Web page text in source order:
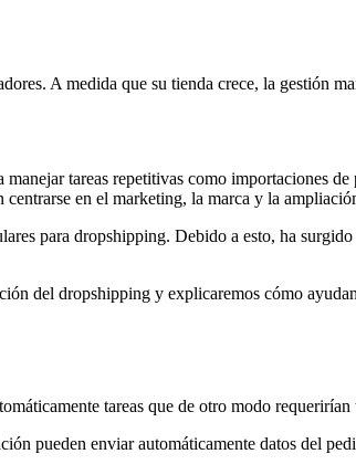
A medida que su tienda crece, la gestión
tareas repetitivas como importaciones
en el marketing, la marca y la
para dropshipping. Debido a esto, ha
del dropshipping y explicaremos cómo
tareas que de otro modo
pueden enviar automáticamente datos del